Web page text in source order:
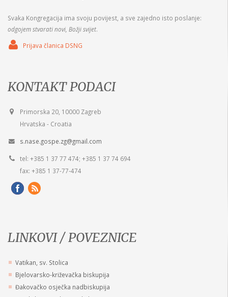
Svaka Kongregacija ima svoju povijest, a sve zajedno isto poslanje:
odgojem stvarati novi, Božji svijet.
Prijava članica DSNG
KONTAKT PODACI
Primorska 20, 10000 Zagreb
Hrvatska - Croatia
s.nase.gospe.zg@gmail.com
tel: +385 1 37 77 474; +385 1 37 74 694
fax: +385 1 37-77-474
LINKOVI / POVEZNICE
Vatikan, sv. Stolica
Bjelovarsko-križevačka biskupija
Đakovačko osječka nadbiskupija